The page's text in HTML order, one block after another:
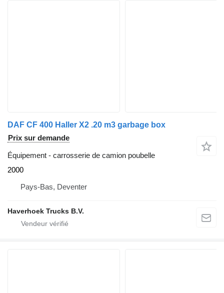
DAF CF 400 Haller X2 .20 m3 garbage box
Prix sur demande
Équipement - carrosserie de camion poubelle
2000
Pays-Bas, Deventer
Haverhoek Trucks B.V.